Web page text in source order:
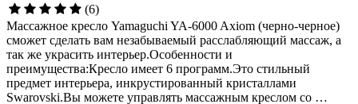
(6)
Массажное кресло Yamaguchi YA-6000 Axiom (черно-черное)
сможет сделать вам незабываемый расслабляющий массаж, а
так же украсить интерьер.Особенности и
преимущества:Кресло имеет 6 программ.Это стильный
предмет интерьера, инкрустированный кристаллами
Swarovski.Вы можете управлять массажным креслом со …